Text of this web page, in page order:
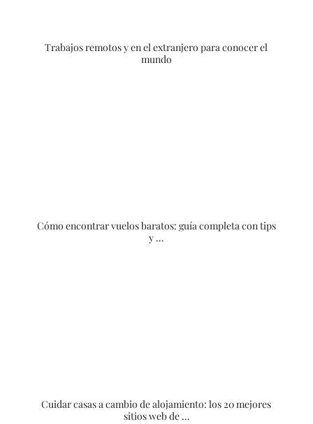
Trabajos remotos y en el extranjero para conocer el
mundo
Cómo encontrar vuelos baratos: guía completa con tips
y …
Cuidar casas a cambio de alojamiento: los 20 mejores
sitios web de …